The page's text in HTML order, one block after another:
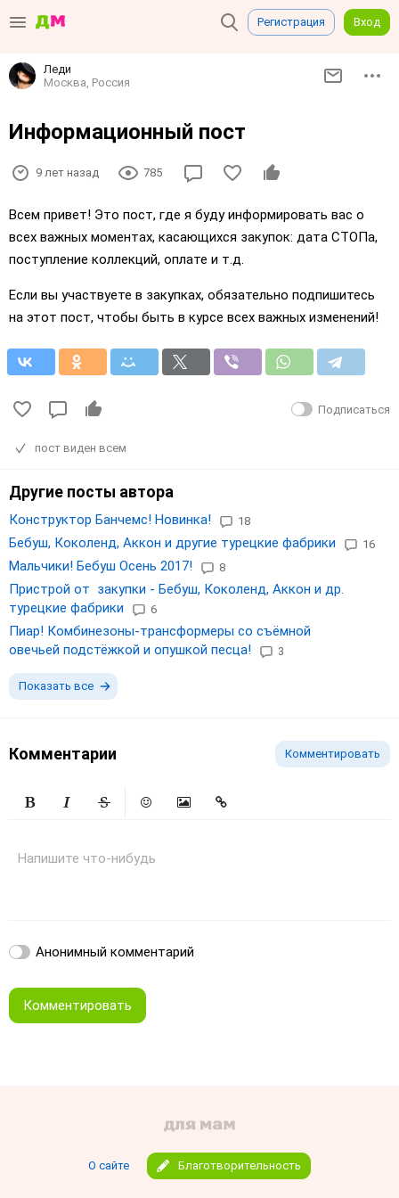
Регистрация Вход
Леди
Москва, Россия
Информационный пост
9 лет назад 785
Всем привет! Это пост, где я буду информировать вас о
всех важных моментах, касающихся закупок: дата СТОПа,
поступление коллекций, оплате и т.д.
Если вы участвуете в закупках, обязательно подпишитесь
на этот пост, чтобы быть в курсе всех важных изменений!
Подписаться
пост виден всем
Другие посты автора
Конструктор Банчемс! Новинка! 18
Бебуш, Коколенд, Аккон и другие турецкие фабрики 16
Мальчики! Бебуш Осень 2017! 8
Пристрой от закупки - Бебуш, Коколенд, Аккон и др.
турецкие фабрики
6
Пиар! Комбинезоны-трансформеры со съёмной
овечьей подстёжкой и опушкой песца!
3
Показать все
Комментарии Комментировать
Напишите что-нибудь
Анонимный комментарий
Комментировать
О сайте Благотворительность